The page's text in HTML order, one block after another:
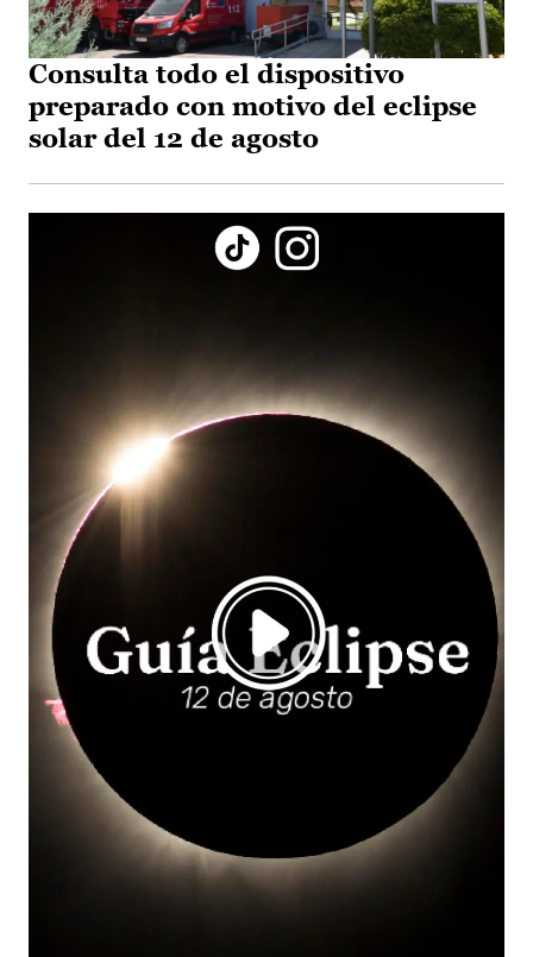
Consulta todo el dispositivo
preparado con motivo del eclipse
solar del 12 de agosto